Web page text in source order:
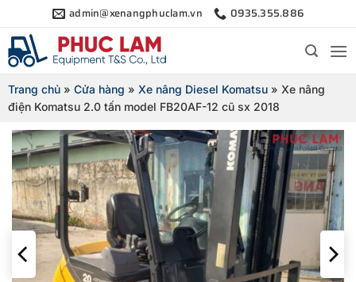
qua
nội
dung
admin@xenangphuclam.vn 0935.355.886
Trang chủ » Cửa hàng » Xe nâng Diesel Komatsu » Xe nâng
điện Komatsu 2.0 tấn model FB20AF-12 cũ sx 2018